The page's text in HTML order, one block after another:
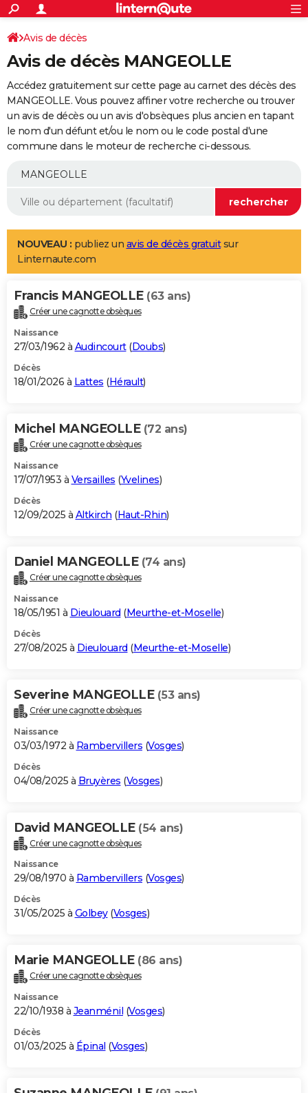
ACTUALITÉS
Politique
Société
Faits Divers
Education
Monde
Villes
+
SPORT
Coupe du monde 2026
Football
Tennis
Cyclisme
Rugby
Forum
Programme TV
TNT
Streaming
Cinéma
Sorties cinéma
Musique
+
FINANCE
Impôts
Immobilier
Risques naturels par ville
Banque
Assurance
Crédit
AUTO
Essais
Réserver un essai
Citadines
Berlines
SUV
Forum auto
+
Mobiles
Meilleur smartphone
Internet
Ordinateurs
Jeux vidéo
Guide high-tech
Aménagement intérieur
LIFESTYLE
Art de vivre
Bien-être
Loisirs
Mode
Modes de vie
Alimentation
Guide de la santé
Maladies
Médicaments
Sommeil
VOYAGE
Destinations
City break
Voyage nature
Voyage de noces
Forum
Climat
+PHOTO
GUIDES D'ACHAT
BONS PLANS
Carte de Noël
Carte Bonne année
Carte Saint-Valentin
Carte Pâques
Carte d'anniversaire
DICTIONNAIRE
Dictionnaire
Biographies
Citations
Expressions
Proverbes
PROGRAMME TV
S'inscrire
Se connecter
Lycées
Collèges
Primaires
Universités
Entreprises
Service militaire
Avis de recherche
AVIS DE DÉCÈS
Bricolage
Lifestyle
Culture
Sport
Auto
Television
Voyage
Cinema
Avis de décès
Avis de décès MANGEOLLE
Accédez gratuitement sur cette page au carnet des décès des
MANGEOLLE. Vous pouvez affiner votre recherche ou trouver
un avis de décès ou un avis d'obsèques plus ancien en tapant
le nom d'un défunt et/ou le nom ou le code postal d'une
commune dans le moteur de recherche ci-dessous.
NOUVEAU : publiez un avis de décès gratuitsur
Linternaute.com
Francis MANGEOLLE (63 ans)
Créer une cagnotte obsèques
Naissance
27/03/1962 à Audincourt(Doubs)
Décès
18/01/2026 à Lattes (Hérault)
Michel MANGEOLLE (72 ans)
Créer une cagnotte obsèques
Naissance
17/07/1953 à Versailles (Yvelines)
Décès
12/09/2025 à Altkirch (Haut-Rhin)
Daniel MANGEOLLE (74 ans)
Créer une cagnotte obsèques
Naissance
18/05/1951 à Dieulouard (Meurthe-et-Moselle)
Décès
27/08/2025 à Dieulouard (Meurthe-et-Moselle)
Severine MANGEOLLE (53 ans)
Créer une cagnotte obsèques
Naissance
03/03/1972 à Rambervillers (Vosges)
Décès
04/08/2025 à Bruyères (Vosges)
David MANGEOLLE (54 ans)
Créer une cagnotte obsèques
Naissance
29/08/1970 à Rambervillers (Vosges)
Décès
31/05/2025 à Golbey(Vosges)
Marie MANGEOLLE (86 ans)
Créer une cagnotte obsèques
Naissance
22/10/1938 à Jeanménil (Vosges)
Décès
01/03/2025 à Épinal (Vosges)